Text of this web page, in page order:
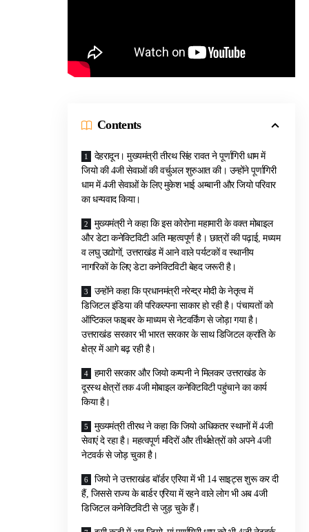
Contents
देहरादून। मुख्यमंत्री तीरथ सिंह रावत ने पूर्णागिरी धाम में
जियो की 4जी सेवाओं की वर्चुअल शुरुआत की। उन्होंने पूर्णागिरी
धाम में 4जी सेवाओं के लिए मुकेश भाई अम्बानी और जियो परिवार
का धन्यवाद किया।
मुख्यमंत्री ने कहा कि इस कोरोना महामारी के वक्त मोबाइल
और डेटा कनेक्टिविटी अति महत्वपूर्ण है। छात्रों की पढ़ाई, मध्यम
व लघु उद्योगों, उत्तराखंड में आने वाले पर्यटकों व स्थानीय
नागरिकों के लिए डेटा कनेक्टिविटी बेहद जरूरी है।
उन्होंने कहा कि प्रधानमंत्री नरेन्द्र मोदी के नेतृत्व में
डिजिटल इंडिया की परिकल्पना साकार हो रही है। पंचायतों को
ऑप्टिकल फाइबर के माध्यम से नेटवर्किंग से जोड़ा गया है।
उत्तराखंड सरकार भी भारत सरकार के साथ डिजिटल क्रांति के
क्षेत्र में आगे बढ़ रही है।
हमारी सरकार और जियो कम्पनी ने मिलकर उत्तराखंड के
दूरस्थ क्षेत्रों तक 4जी मोबाइल कनेक्टिविटी पहुंचाने का कार्य
किया है।
मुख्यमंत्री तीरथ ने कहा कि जियो अधिकतर स्थानों में 4जी
सेवाएं दे रहा है। महत्वपूर्ण मंदिरों और तीर्थक्षेत्रों को अपने 4जी
नेटवर्क से जोड़ चुका है।
जियो ने उत्तराखंड बॉर्डर एरिया में भी 14 साइट्स शुरू कर दी
हैं, जिससे राज्य के बार्डर एरिया में रहने वाले लोग भी अब 4जी
डिजिटल कनेक्टिविटी से जुड़ चुके हैं।